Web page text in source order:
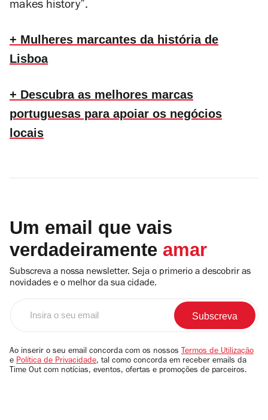
makes history”.
+ Mulheres marcantes da história de
Lisboa
+ Descubra as melhores marcas
portuguesas para apoiar os negócios
locais
Um email que vais
verdadeiramente amar
Subscreva a nossa newsletter. Seja o primerio a descobrir as
novidades e o melhor da sua cidade.
email
Ao inserir o seu email concorda com os nossos Termos de Utilização
e Política de Privacidade, tal como concorda em receber emails da
Time Out com notícias, eventos, ofertas e promoções de parceiros.